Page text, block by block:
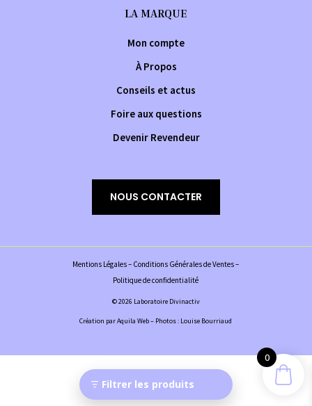
Filtrer les produits
LA MARQUE
Mon compte
À Propos
Conseils et actus
Foire aux questions
Devenir Revendeur
NOUS CONTACTER
Mentions Légales– Conditions Générales de Ventes–
Politique de confidentialité
© 2026 Laboratoire Divinactiv
Création parAquila Web– Photos : Louise Bourriaud
0